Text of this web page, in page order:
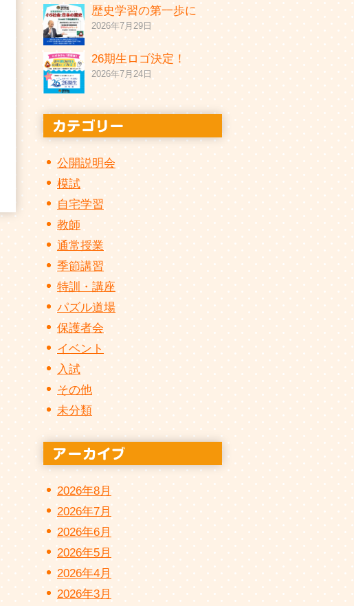
歴史学習の第一歩に
2026年7月29日
26期生ロゴ決定！
2026年7月24日
公開説明会
模試
自宅学習
教師
通常授業
季節講習
特訓・講座
パズル道場
保護者会
イベント
入試
その他
未分類
2026年8月
2026年7月
2026年6月
2026年5月
2026年4月
2026年3月